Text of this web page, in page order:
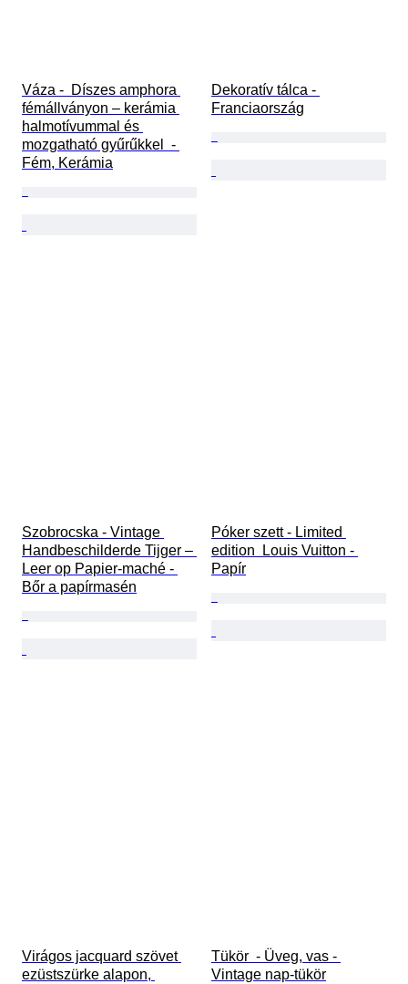
Váza -  Díszes amphora
fémállványon – kerámia
halmotívummal és
mozgatható gyűrűkkel  -
Fém, Kerámia
Dekoratív tálca -
Franciaország
Szobrocska - Vintage
Handbeschilderde Tijger –
Leer op Papier-maché -
Bőr a papírmasén
Póker szett - Limited
edition  Louis Vuitton -
Papír
Virágos jacquard szövet
ezüstszürke alapon,
Tükör  - Üveg, vas -
Vintage nap-tükör